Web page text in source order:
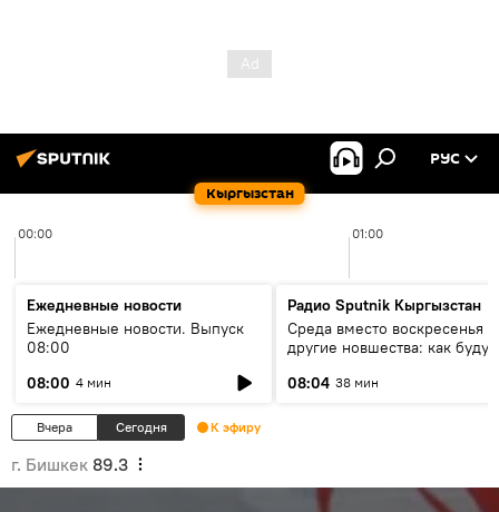
Кыргызстан
РУС
00:00 01:00
Ежедневные новости
Ежедневные новости. Выпуск
08:00
08:00 4 мин
Радио Sputnik Кыргызстан
Среда вместо воскресенья и
другие новшества: как будут
08:04 38 мин
Вчера Сегодня К эфиру
г. Бишкек 89.3